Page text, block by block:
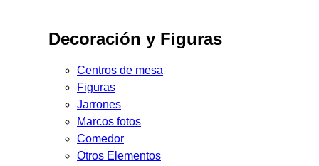
Decoración y Figuras
Centros de mesa
Figuras
Jarrones
Marcos fotos
Comedor
Otros Elementos